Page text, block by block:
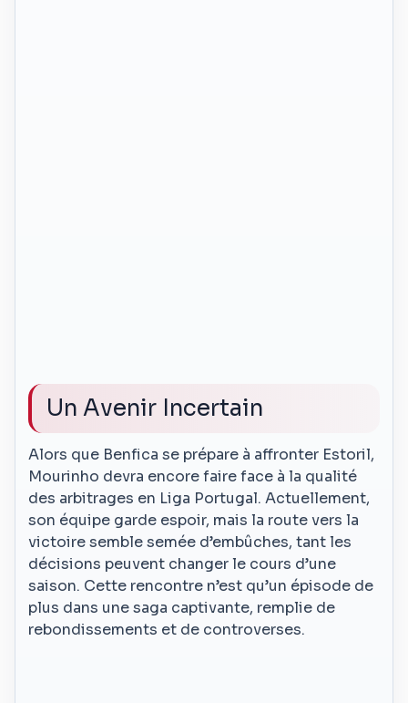
Un Avenir Incertain
Alors que Benfica se prépare à affronter Estoril,
Mourinho devra encore faire face à la qualité
des arbitrages en Liga Portugal. Actuellement,
son équipe garde espoir, mais la route vers la
victoire semble semée d’embûches, tant les
décisions peuvent changer le cours d’une
saison. Cette rencontre n’est qu’un épisode de
plus dans une saga captivante, remplie de
rebondissements et de controverses.